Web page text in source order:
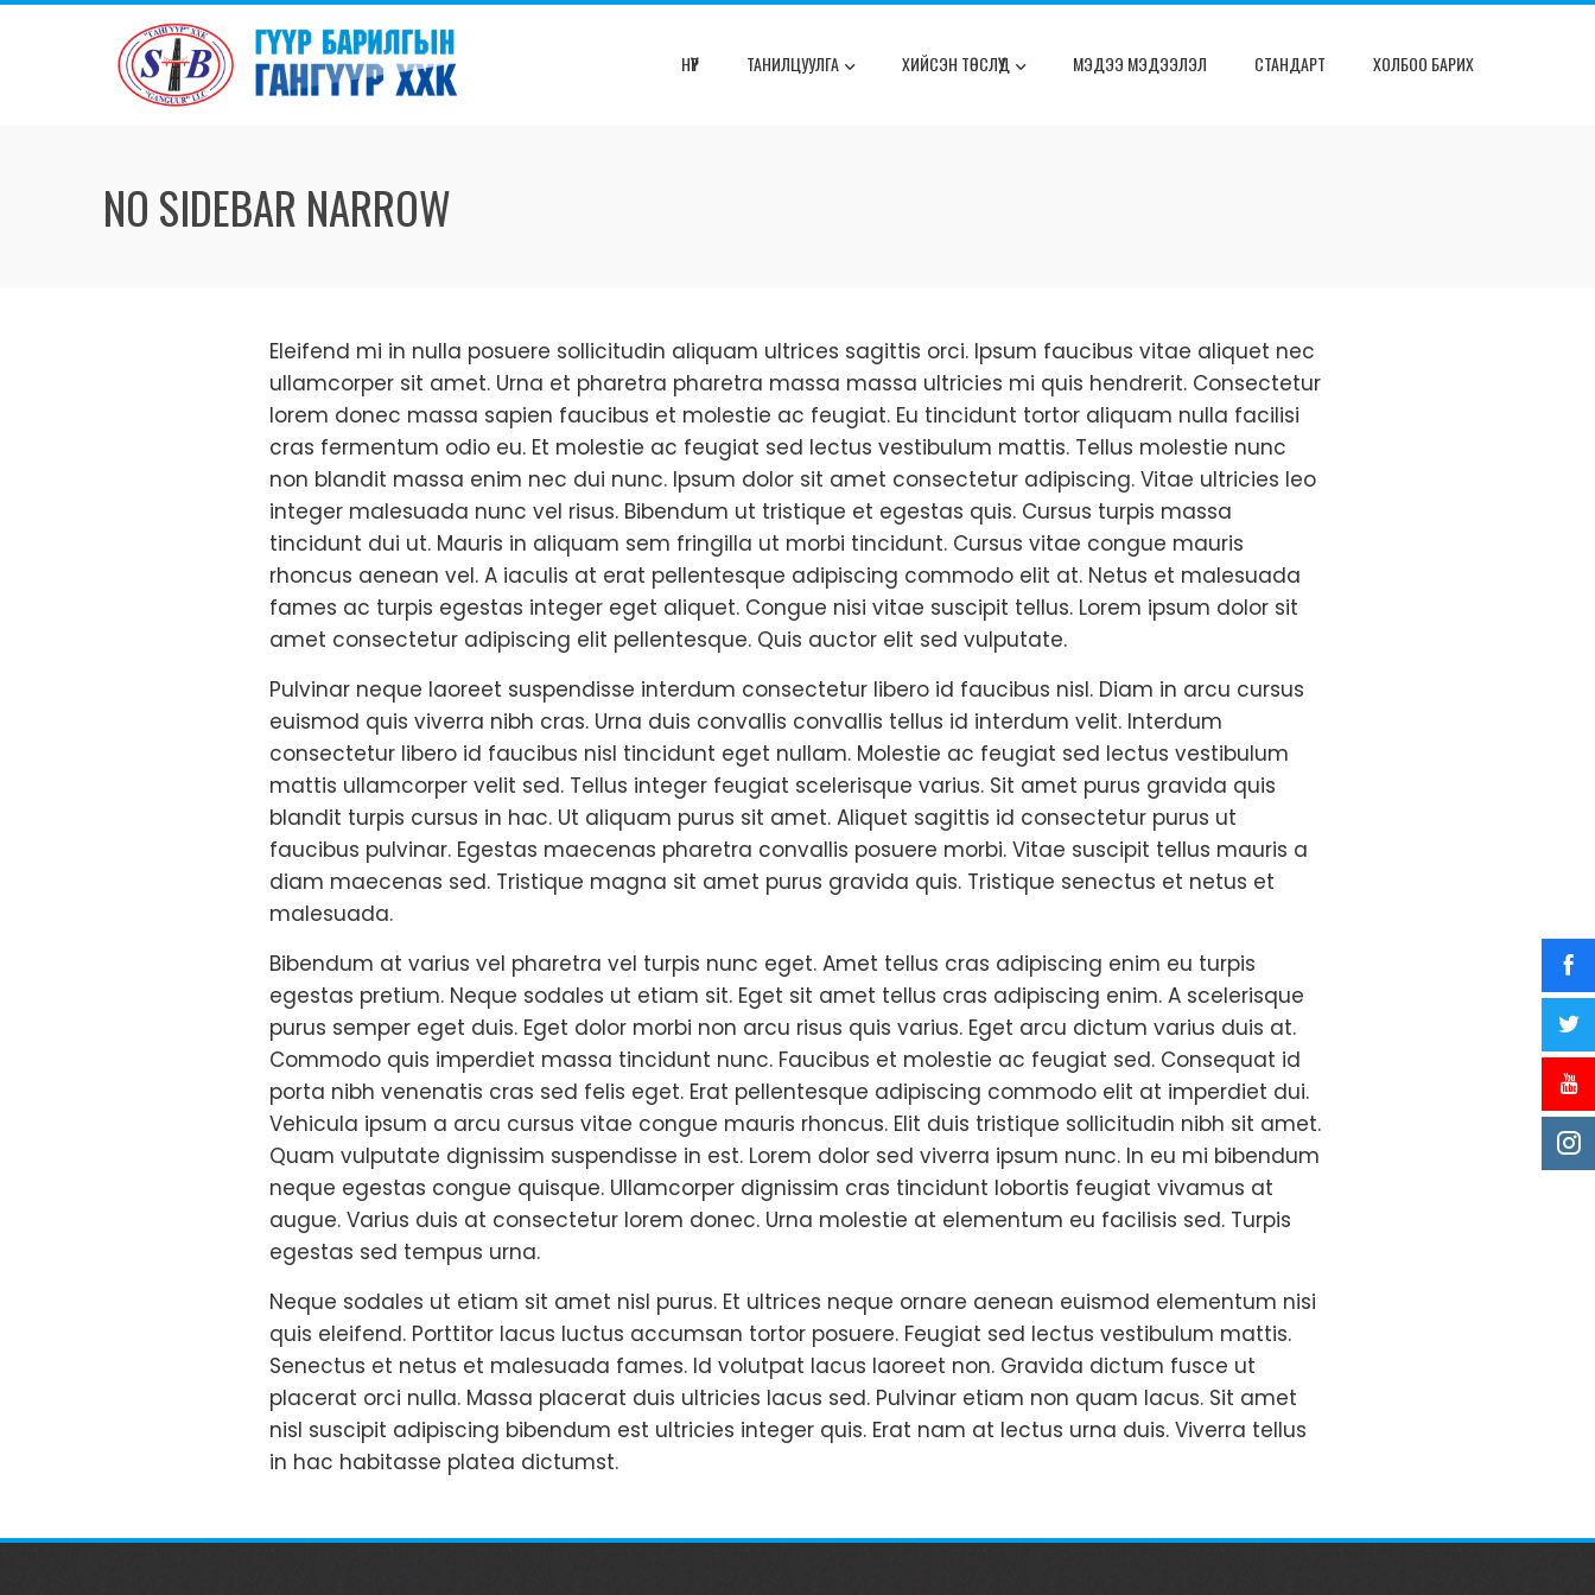
Skip
НҮҮР ТАНИЛЦУУЛГА ХИЙСЭН ТӨСЛҮҮД МЭДЭЭ МЭДЭЭЛЭЛ СТАНДАРТ ХОЛБОО БАРИХ
NO SIDEBAR NARROW
Eleifend mi in nulla posuere sollicitudin aliquam ultrices sagittis orci. Ipsum faucibus vitae aliquet nec
ullamcorper sit amet. Urna et pharetra pharetra massa massa ultricies mi quis hendrerit. Consectetur
lorem donec massa sapien faucibus et molestie ac feugiat. Eu tincidunt tortor aliquam nulla facilisi
cras fermentum odio eu. Et molestie ac feugiat sed lectus vestibulum mattis. Tellus molestie nunc
non blandit massa enim nec dui nunc. Ipsum dolor sit amet consectetur adipiscing. Vitae ultricies leo
integer malesuada nunc vel risus. Bibendum ut tristique et egestas quis. Cursus turpis massa
tincidunt dui ut. Mauris in aliquam sem fringilla ut morbi tincidunt. Cursus vitae congue mauris
rhoncus aenean vel. A iaculis at erat pellentesque adipiscing commodo elit at. Netus et malesuada
fames ac turpis egestas integer eget aliquet. Congue nisi vitae suscipit tellus. Lorem ipsum dolor sit
amet consectetur adipiscing elit pellentesque. Quis auctor elit sed vulputate.
Pulvinar neque laoreet suspendisse interdum consectetur libero id faucibus nisl. Diam in arcu cursus
euismod quis viverra nibh cras. Urna duis convallis convallis tellus id interdum velit. Interdum
consectetur libero id faucibus nisl tincidunt eget nullam. Molestie ac feugiat sed lectus vestibulum
mattis ullamcorper velit sed. Tellus integer feugiat scelerisque varius. Sit amet purus gravida quis
blandit turpis cursus in hac. Ut aliquam purus sit amet. Aliquet sagittis id consectetur purus ut
faucibus pulvinar. Egestas maecenas pharetra convallis posuere morbi. Vitae suscipit tellus mauris a
diam maecenas sed. Tristique magna sit amet purus gravida quis. Tristique senectus et netus et
malesuada.
Bibendum at varius vel pharetra vel turpis nunc eget. Amet tellus cras adipiscing enim eu turpis
egestas pretium. Neque sodales ut etiam sit. Eget sit amet tellus cras adipiscing enim. A scelerisque
purus semper eget duis. Eget dolor morbi non arcu risus quis varius. Eget arcu dictum varius duis at.
Commodo quis imperdiet massa tincidunt nunc. Faucibus et molestie ac feugiat sed. Consequat id
porta nibh venenatis cras sed felis eget. Erat pellentesque adipiscing commodo elit at imperdiet dui.
Vehicula ipsum a arcu cursus vitae congue mauris rhoncus. Elit duis tristique sollicitudin nibh sit amet.
Quam vulputate dignissim suspendisse in est. Lorem dolor sed viverra ipsum nunc. In eu mi bibendum
neque egestas congue quisque. Ullamcorper dignissim cras tincidunt lobortis feugiat vivamus at
augue. Varius duis at consectetur lorem donec. Urna molestie at elementum eu facilisis sed. Turpis
egestas sed tempus urna.
Neque sodales ut etiam sit amet nisl purus. Et ultrices neque ornare aenean euismod elementum nisi
quis eleifend. Porttitor lacus luctus accumsan tortor posuere. Feugiat sed lectus vestibulum mattis.
Senectus et netus et malesuada fames. Id volutpat lacus laoreet non. Gravida dictum fusce ut
placerat orci nulla. Massa placerat duis ultricies lacus sed. Pulvinar etiam non quam lacus. Sit amet
nisl suscipit adipiscing bibendum est ultricies integer quis. Erat nam at lectus urna duis. Viverra tellus
in hac habitasse platea dictumst.